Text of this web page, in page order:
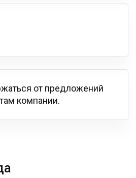
от предложений
компании.